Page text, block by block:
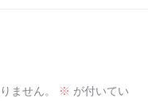
ません。 ※ が付いてい